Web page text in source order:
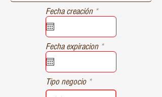
Fecha creación *r
e
u
i
d
Fecha expiracion *r
e
u
r
Tipo negocio